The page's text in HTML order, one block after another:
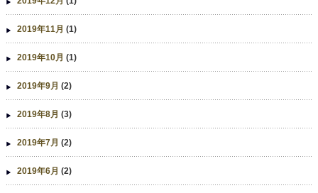
2019年11月 (1)
2019年10月 (1)
2019年9月 (2)
2019年8月 (3)
2019年7月 (2)
2019年6月 (2)